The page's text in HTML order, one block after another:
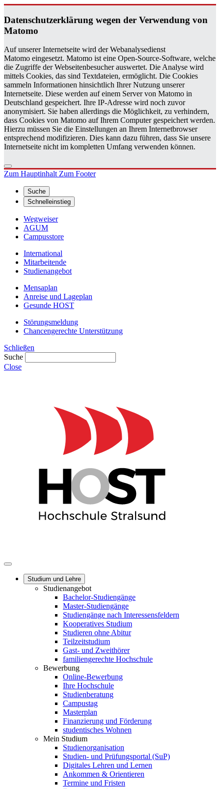
Da­ten­schutz­er­klä­rung wegen der Ver­wen­dung von
Ma­to­mo
Auf unserer Internetseite wird der Webanalysedienst
Matomo eingesetzt. Matomo ist eine Open-Source-Software, welche
die Zugriffe der Webseitenbesucher auswertet. Die Analyse wird
mittels Cookies, das sind Textdateien, ermöglicht. Die Cookies
sammeln Informationen hinsichtlich Ihrer Nutzung unserer
Internetseite. Diese werden auf einem Server von Matomo in
Deutschland gespeichert. Ihre IP-Adresse wird noch zuvor
anonymisiert. Sie haben allerdings die Möglichkeit, zu verhindern,
dass Cookies von Matomo auf Ihrem Computer gespeichert werden.
Hierzu müssen Sie die Einstellungen an Ihrem Internetbrowser
entsprechend modifizieren. Dies kann dazu führen, dass Sie unsere
Internetseite nicht im kompletten Umfang verwenden können.
Zum HauptinhaltZum Footer
Suche
Schnelleinstieg
Wegweiser
AGUM
Campusstore
International
Mitarbeitende
Studienangebot
Mensaplan
Anreise und Lageplan
Gesunde HOST
Störungsmeldung
Chancengerechte Unterstützung
Schließen
Suche
Close
Studium und Lehre
Studienangebot
Bachelor-Studiengänge
Master-Studiengänge
Studiengänge nach Interessensfeldern
Kooperatives Studium
Studieren ohne Abitur
Teilzeitstudium
Gast- und Zweithörer
familiengerechte Hochschule
Bewerbung
Online-Bewerbung
Ihre Hochschule
Studienberatung
Campustag
Masterplan
Finanzierung und Förderung
studentisches Wohnen
Mein Studium
Studienorganisation
Studien- und Prüfungsportal (SuP)
Digitales Lehren und Lernen
Ankommen & Orientieren
Termine und Fristen